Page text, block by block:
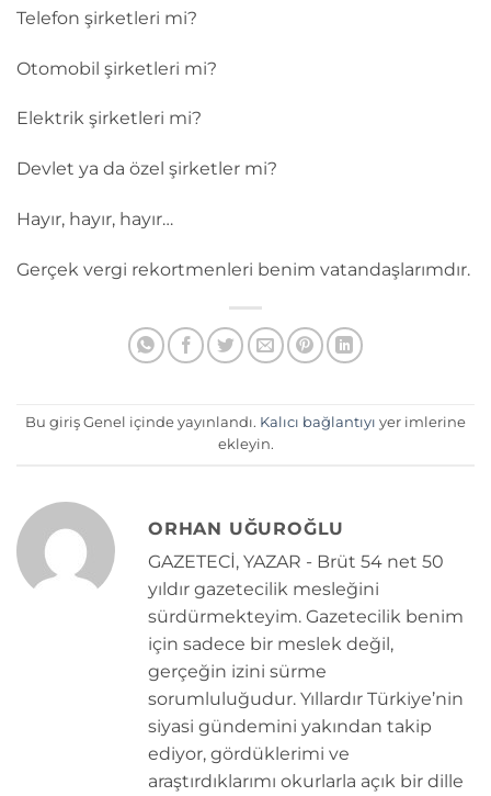
Telefon şirketleri mi?
Otomobil şirketleri mi?
Elektrik şirketleri mi?
Devlet ya da özel şirketler mi?
Hayır, hayır, hayır…
Gerçek vergi rekortmenleri benim vatandaşlarımdır.
Bu giriş Genel içinde yayınlandı. Kalıcı bağlantıyı yer imlerine
ekleyin.
ORHAN UĞUROĞLU
GAZETECİ, YAZAR - Brüt 54 net 50
yıldır gazetecilik mesleğini
sürdürmekteyim. Gazetecilik benim
için sadece bir meslek değil,
gerçeğin izini sürme
sorumluluğudur. Yıllardır Türkiye’nin
siyasi gündemini yakından takip
ediyor, gördüklerimi ve
araştırdıklarımı okurlarla açık bir dille